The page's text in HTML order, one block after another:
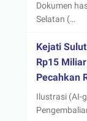
Dokumen
Selatan (…
Kejati
Rp15
Pecahkan
Ilustrasi (AI-